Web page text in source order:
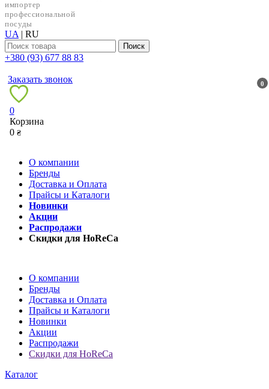
импортер
профессиональной
посуды
UA | RU
Поиск
+38‎0 (93) 677 88 83
Заказать звонок 0
0
Корзина
0 ₴
О компании
Бренды
Доставка и Оплата
Прайсы и Каталоги
Новинки
Акции
Распродажи
Скидки для HoReCa
О компании
Бренды
Доставка и Оплата
Прайсы и Каталоги
Новинки
Акции
Распродажи
Скидки для HoReCa
Каталог